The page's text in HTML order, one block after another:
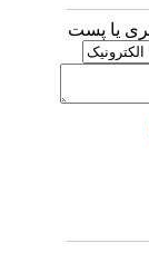
یا پست